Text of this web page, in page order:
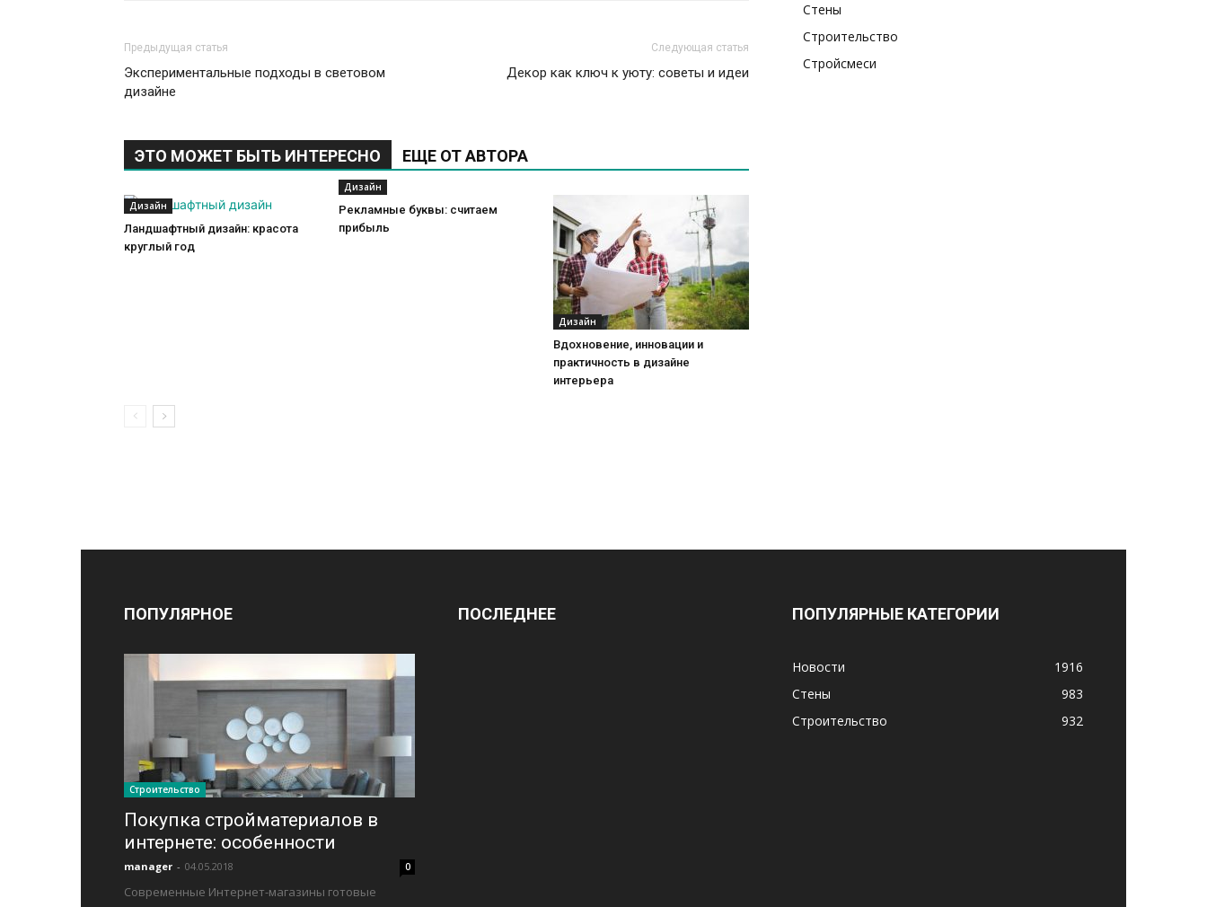
Предыдущая статья
Экспериментальные подходы в световом
дизайне
Следующая статья
Декор как ключ к уюту: советы и идеи
ЭТО МОЖЕТ БЫТЬ ИНТЕРЕСНО ЕЩЕ ОТ АВТОРА
Дизайн
Ландшафтный дизайн: красота
круглый год
Дизайн
Рекламные буквы: считаем
прибыль
Дизайн
Вдохновение, инновации и
практичность в дизайне
интерьера
Стены
Строительство
Стройсмеси
ПОПУЛЯРНОЕ
Строительство
Покупка стройматериалов в
интернете: особенности
manager - 04.05.2018 0
Современные Интернет-магазины готовые
ПОСЛЕДНЕЕ ПОПУЛЯРНЫЕ КАТЕГОРИИ
Новости
1916
Стены
983
Строительство
932